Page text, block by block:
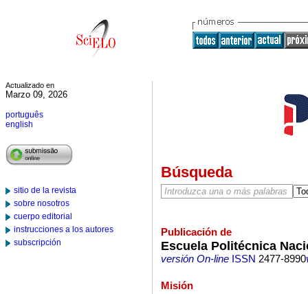
Actualizado en
Marzo 09, 2026
português
english
sitio de la revista
sobre nosotros
cuerpo editorial
instrucciones a los autores
subscripción
Búsqueda
Publicación de
Escuela Politécnica
versión On-lineISSN 2477-8990
Misión